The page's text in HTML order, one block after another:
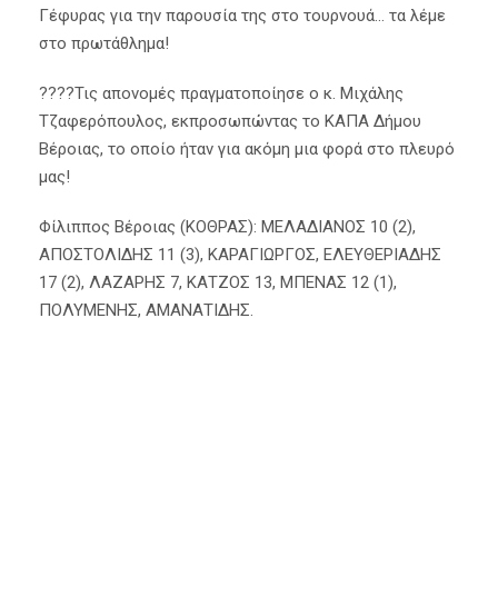
Γέφυρας για την παρουσία της στο τουρνουά… τα λέμε
στο πρωτάθλημα!
????Τις απονομές πραγματοποίησε ο κ. Μιχάλης
Τζαφερόπουλος, εκπροσωπώντας το ΚΑΠΑ Δήμου
Βέροιας, το οποίο ήταν για ακόμη μια φορά στο πλευρό
μας!
Φίλιππος Βέροιας (ΚΟΘΡΑΣ): ΜΕΛΑΔΙΑΝΟΣ 10 (2),
ΑΠΟΣΤΟΛΙΔΗΣ 11 (3), ΚΑΡΑΓΙΩΡΓΟΣ, ΕΛΕΥΘΕΡΙΑΔΗΣ
17 (2), ΛΑΖΑΡΗΣ 7, ΚΑΤΖΟΣ 13, ΜΠΕΝΑΣ 12 (1),
ΠΟΛΥΜΕΝΗΣ, ΑΜΑΝΑΤΙΔΗΣ.